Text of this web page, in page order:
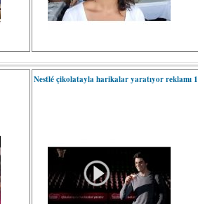
Nestlé çikolatayla harikalar yaratıyor reklamı 1